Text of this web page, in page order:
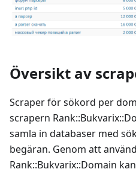
Översikt av
Scraper för sökord per
scrapern
samla in databaser med
begäran. Genom att
Rank::Bukvarix::Domain